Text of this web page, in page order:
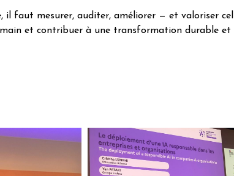
il faut mesurer, auditer, améliorer — et valoriser
et contribuer à une transformation durable et